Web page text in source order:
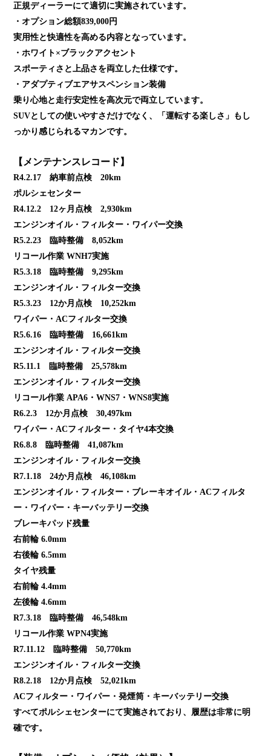
正規ディーラーにて適切に実施されています。
・オプション総額839,000円
実用性と快適性を高める内容となっています。
・ホワイト×ブラックアクセント
スポーティさと上品さを両立した仕様です。
・アダプティブエアサスペンション装備
乗り心地と走行安定性を高次元で両立しています。
SUVとしての使いやすさだけでなく、「運転する楽しさ」もし
っかり感じられるマカンです。
【メンテナンスレコード】
R4.2.17 納車前点検 20km
ポルシェセンター
R4.12.2 12ヶ月点検 2,930km
エンジンオイル・フィルター・ワイパー交換
R5.2.23 臨時整備 8,052km
リコール作業 WNH7実施
R5.3.18 臨時整備 9,295km
エンジンオイル・フィルター交換
R5.3.23 12か月点検 10,252km
ワイパー・ACフィルター交換
R5.6.16 臨時整備 16,661km
エンジンオイル・フィルター交換
R5.11.1 臨時整備 25,578km
エンジンオイル・フィルター交換
リコール作業 APA6・WNS7・WNS8実施
R6.2.3 12か月点検 30,497km
ワイパー・ACフィルター・タイヤ4本交換
R6.8.8 臨時整備 41,087km
エンジンオイル・フィルター交換
R7.1.18 24か月点検 46,108km
エンジンオイル・フィルター・ブレーキオイル・ACフィルタ
ー・ワイパー・キーバッテリー交換
ブレーキパッド残量
右前輪 6.0mm
右後輪 6.5mm
タイヤ残量
右前輪 4.4mm
左後輪 4.6mm
R7.3.18 臨時整備 46,548km
リコール作業 WPN4実施
R7.11.12 臨時整備 50,770km
エンジンオイル・フィルター交換
R8.2.18 12か月点検 52,021km
ACフィルター・ワイパー・発煙筒・キーバッテリー交換
すべてポルシェセンターにて実施されており、履歴は非常に明
確です。